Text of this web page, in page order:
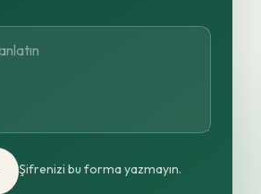
Şifrenizi bu forma yazmayın.